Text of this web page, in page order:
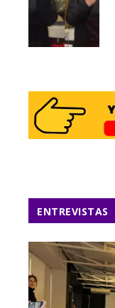
ENTREVISTAS